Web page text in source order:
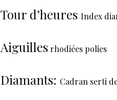
Tour d’heures Index
Aiguilles rhodiées polies
Diamants: Cadran serti